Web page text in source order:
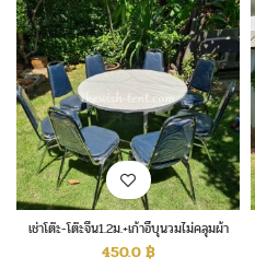
เช่าโต๊ะ-โต๊ะจีน1.2ม.+เก้าอี้บุนวมไม่คลุมผ้า
450.0฿